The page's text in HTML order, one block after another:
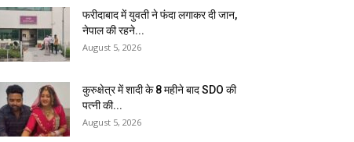
फरीदाबाद में युवती ने फंदा लगाकर दी जान,
नेपाल की रहने...
August 5, 2026
कुरुक्षेत्र में शादी के 8 महीने बाद SDO की
पत्नी की...
August 5, 2026